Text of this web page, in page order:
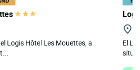
Logis Hôtel Les Mouettes, a
El